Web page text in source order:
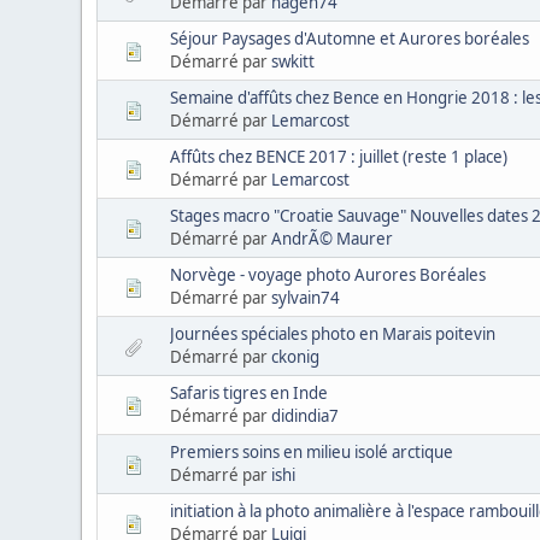
Séjour Paysages d'Automne et Aurores boréales
Démarré parswkitt
Semaine d'affûts chez Bence en Hongrie 2018 :
Démarré par Lemarcost
Affûts chez BENCE 2017 : juillet (reste 1 place)
Démarré par Lemarcost
Stages macro "Croatie Sauvage" Nouvelles dates
Démarré parAndrÃ© Maurer
Norvège - voyage photo Aurores Boréales
Démarré parsylvain74
Journées spéciales photo en Marais poitevin
Démarré parckonig
Safaris tigres en Inde
Démarré pardidindia7
Premiers soins en milieu isolé arctique
Démarré par ishi
initiation à la photo animalière à l'espace
Démarré par Luigi